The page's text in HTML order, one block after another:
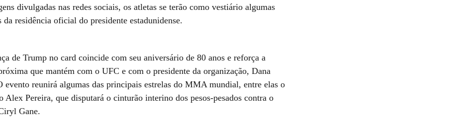
divulgadas nas redes sociais, os atletas se terão como vestiário algumas
da residência oficial do presidente estadunidense.
de Trump no card coincide com seu aniversário de 80 anos e reforça a
que mantém com o UFC e com o presidente da organização, Dana
evento reunirá algumas das principais estrelas do MMA mundial, entre elas o
Alex Pereira, que disputará o cinturão interino dos pesos-pesados contra o
Gane.